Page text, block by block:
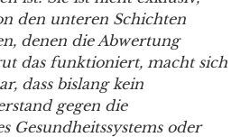
den unteren Schichten
denen die Abwertung
das funktioniert, macht sich
dass bislang kein
gegen die
Gesundheitssystems oder